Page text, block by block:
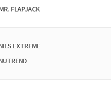
FLAPJACK
EXTREME